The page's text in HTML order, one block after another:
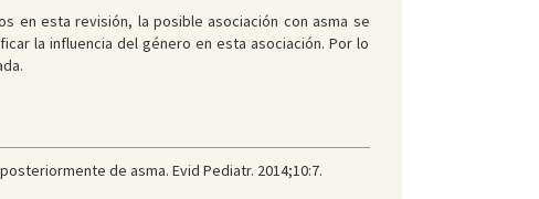
en esta revisión, la posible asociación con asma se
la influencia del género en esta asociación. Por lo
de asma. Evid Pediatr. 2014;10:7.